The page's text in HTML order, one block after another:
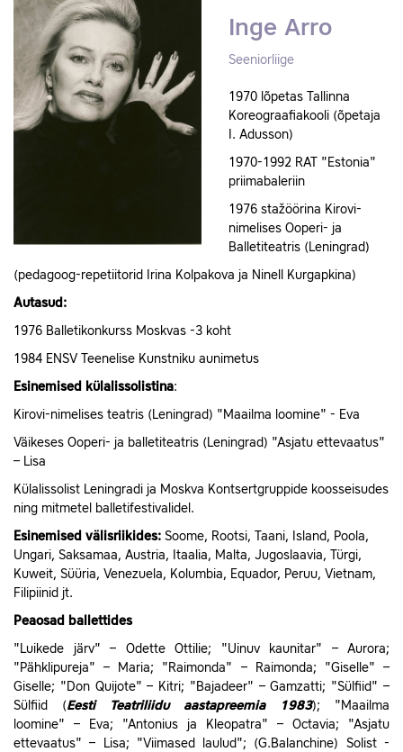
Inge Arro
Seeniorliige
1970 lõpetas Tallinna
Koreograafiakooli (õpetaja
I. Adusson)
1970-1992 RAT "Estonia"
priimabaleriin
1976 stažöörina Kirovi-
nimelises Ooperi- ja
Balletiteatris (Leningrad)
(pedagoog-repetiitorid Irina Kolpakova ja Ninell Kurgapkina)
Autasud:
1976 Balletikonkurss Moskvas -3 koht
1984 ENSV Teenelise Kunstniku aunimetus
Esinemised külalissolistina:
Kirovi-nimelises teatris (Leningrad) "Maailma loomine" - Eva
Väikeses Ooperi- ja balletiteatris (Leningrad) "Asjatu ettevaatus"
– Lisa
Külalissolist Leningradi ja Moskva Kontsertgruppide koosseisudes
ning mitmetel balletifestivalidel.
Esinemised välisriikides: Soome, Rootsi, Taani, Island, Poola,
Ungari, Saksamaa, Austria, Itaalia, Malta, Jugoslaavia, Türgi,
Kuweit, Süüria, Venezuela, Kolumbia, Equador, Peruu, Vietnam,
Filipiinid jt.
Peaosad ballettides
"Luikede järv" – Odette Ottilie; "Uinuv kaunitar" – Aurora;
"Pähklipureja" – Maria; "Raimonda" – Raimonda; "Giselle" –
Giselle; "Don Quijote" – Kitri; "Bajadeer" – Gamzatti; "Sülfiid" –
Sülfiid (Eesti Teatriliidu aastapreemia 1983); "Maailma
loomine" – Eva; "Antonius ja Kleopatra" – Octavia; "Asjatu
ettevaatus" – Lisa; "Viimased laulud"; (G.Balanchine) Solist -